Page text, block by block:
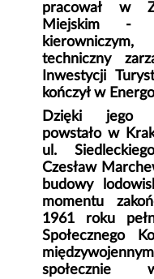
pracował w
Miejskim -
techniczny
Inwestycji
kończył w
Dzięki jego
powstało w
ul.
Czesław
budowy
momentu
1961 roku
Społecznego
społecznie